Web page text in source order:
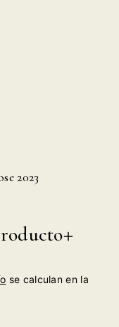
2023
se calculan en la